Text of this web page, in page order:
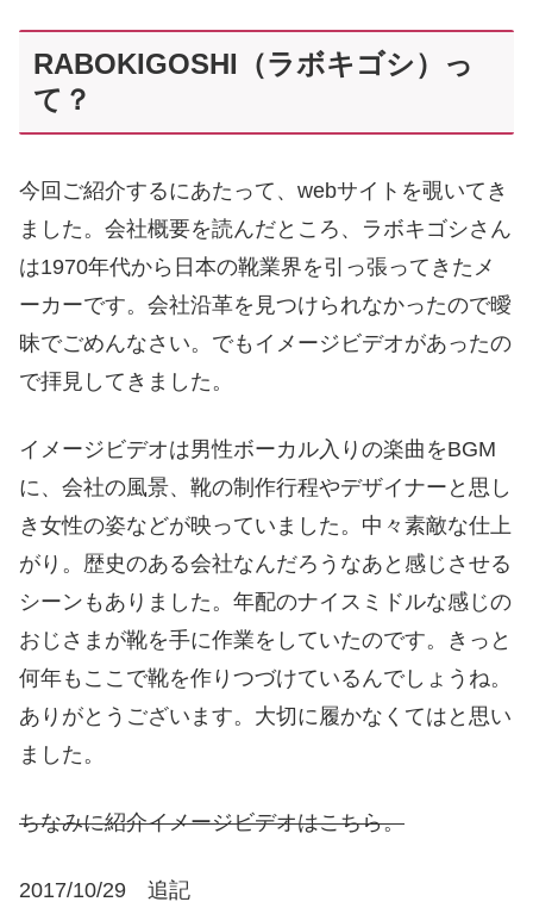
RABOKIGOSHI（ラボキゴシ）っ
て？
今回ご紹介するにあたって、webサイトを覗いてき
ました。会社概要を読んだところ、ラボキゴシさん
は1970年代から日本の靴業界を引っ張ってきたメ
ーカーです。会社沿革を見つけられなかったので曖
昧でごめんなさい。でもイメージビデオがあったの
で拝見してきました。
イメージビデオは男性ボーカル入りの楽曲をBGM
に、会社の風景、靴の制作行程やデザイナーと思し
き女性の姿などが映っていました。中々素敵な仕上
がり。歴史のある会社なんだろうなあと感じさせる
シーンもありました。年配のナイスミドルな感じの
おじさまが靴を手に作業をしていたのです。きっと
何年もここで靴を作りつづけているんでしょうね。
ありがとうございます。大切に履かなくてはと思い
ました。
ちなみに紹介イメージビデオはこちら。
2017/10/29 追記